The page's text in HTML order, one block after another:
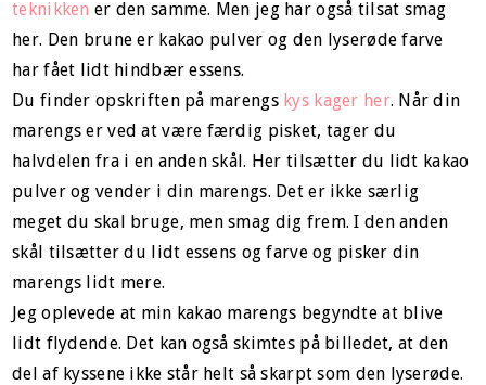
teknikken er den samme. Men jeg har også tilsat smag
her. Den brune er kakao pulver og den lyserøde farve
har fået lidt hindbær essens.
Du finder opskriften på marengs kys kager her. Når din
marengs er ved at være færdig pisket, tager du
halvdelen fra i en anden skål. Her tilsætter du lidt kakao
pulver og vender i din marengs. Det er ikke særlig
meget du skal bruge, men smag dig frem. I den anden
skål tilsætter du lidt essens og farve og pisker din
marengs lidt mere.
Jeg oplevede at min kakao marengs begyndte at blive
lidt flydende. Det kan også skimtes på billedet, at den
del af kyssene ikke står helt så skarpt som den lyserøde.